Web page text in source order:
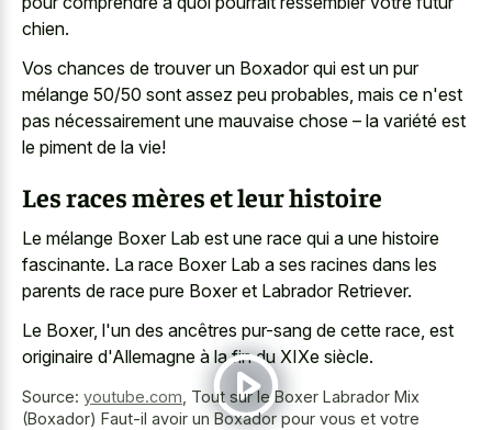
chien.
Vos chances de trouver un Boxador qui est un pur
mélange 50/50 sont assez peu probables, mais ce n'est
pas nécessairement une mauvaise chose – la variété est
le piment de la vie!
Les races mères et leur histoire
Le mélange Boxer Lab est une race qui a une histoire
fascinante. La race Boxer Lab a ses racines dans les
parents de race pure Boxer et Labrador Retriever.
Le Boxer, l'un des ancêtres pur-sang de cette race, est
originaire d'Allemagne à la fin du XIXe siècle.
Source: youtube.com Tout sur le Boxer Labrador Mix
(Boxador) Faut-il avoir un Boxador pour vous et votre